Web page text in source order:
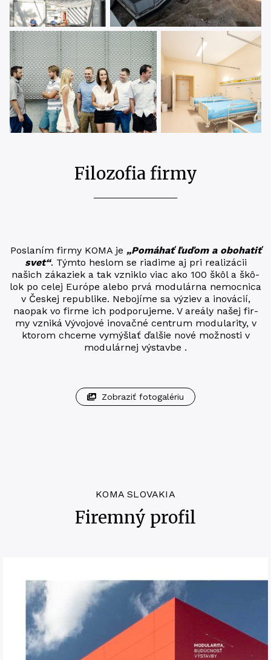
Filozofia firmy
Posla­ním fir­my KOMA je ​ „Pomá­hať ľuďom a obo­ha­tiť
svet“. Tým­to hes­lom se riadime aj pri rea­li­zá­cii
našich záka­ziek a tak vznik­lo viac ako 100 škôl a škô­
lok po celej Európe alebo prv­á modu­lár­na nemoc­ni­ca
v Čes­kej repub­li­ke. Nebo­jí­me sa výziev a ino­vácií,
nao­pak vo firme ich pod­po­ru­je­me. V are­á­ly našej fir­
my vzni­ká Vývo­jo­vé ino­vač­né cen­t­rum modu­la­ri­ty, v
kto­rom chce­me vymýš­lať ďal­šie nové mož­nos­ti v
modulárnej výstavbe .
Zobraziť fotogalériu
KOMA SLOVAKIA
Firemný profil